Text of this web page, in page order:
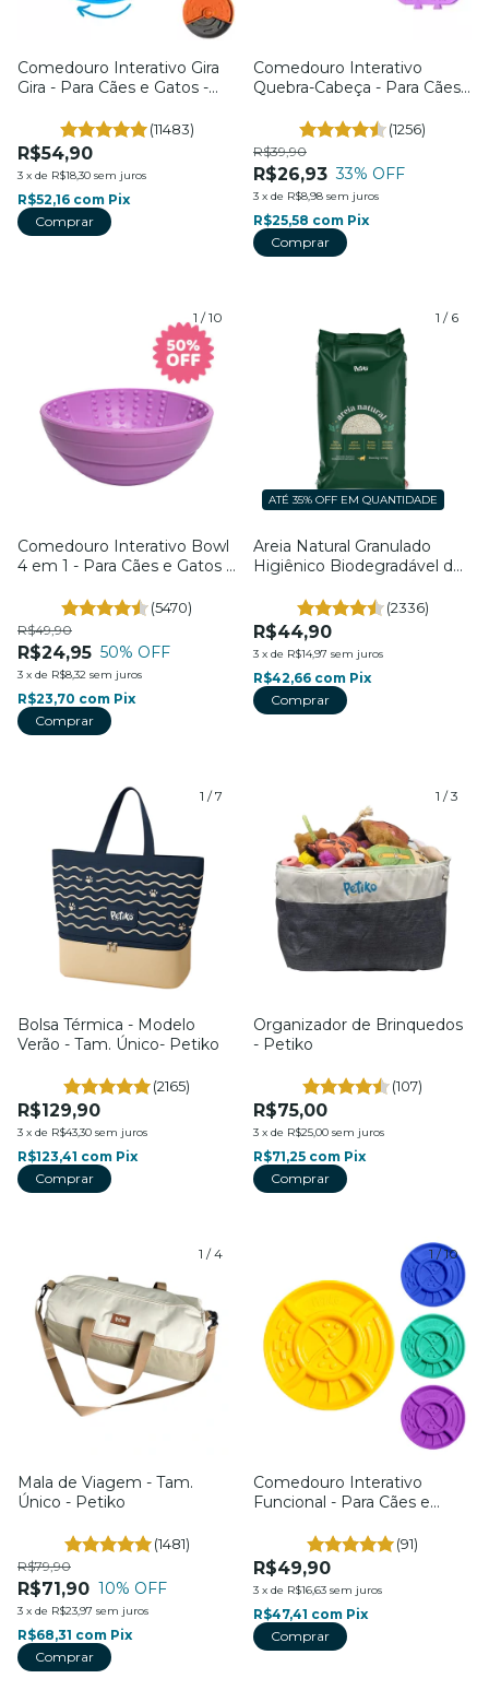
Comedouro Interativo Gira
Gira - Para Cães e Gatos -
(11483)
R$54,90
3 x de R$18,30 sem juros
R$52,16 com Pix
Comprar
Comedouro Interativo
Quebra-Cabeça - Para Cães
(1256)
R$26,93
R$39,90
33% OFF
3 x de R$8,98 sem juros
R$25,58 com Pix
Comprar
1 /10
Comedouro Interativo Bowl
4 em 1 - Para Cães e Gatos -
(5470)
R$24,95
R$49,90
50% OFF
3 x de R$8,32 sem juros
R$23,70 com Pix
1 / 6
ATÉ 35% OFF EM QUANTIDADE
Areia Natural Granulado
Higiênico Biodegradável de
2,5Kg - Petiko
(2336)
R$44,90
3 x de R$14,97 sem juros
R$42,66 com Pix
1 /7
Bolsa Térmica - Modelo
Verão - Tam. Único- Petiko
(2165)
R$129,90
3 x de R$43,30 sem juros
R$123,41 com Pix
1 /3
Organizador de Brinquedos
- Petiko
(107)
R$75,00
3 x de R$25,00 sem juros
R$71,25 com Pix
1 /4
Mala de Viagem - Tam.
Único - Petiko
(1481)
R$71,90
R$79,90
10% OFF
3 x de R$23,97 sem juros
R$68,31 com Pix
1 /10
Comedouro Interativo
Funcional - Para Cães e
(91)
R$49,90
3 x de R$16,63 sem juros
R$47,41 com Pix
Comprar